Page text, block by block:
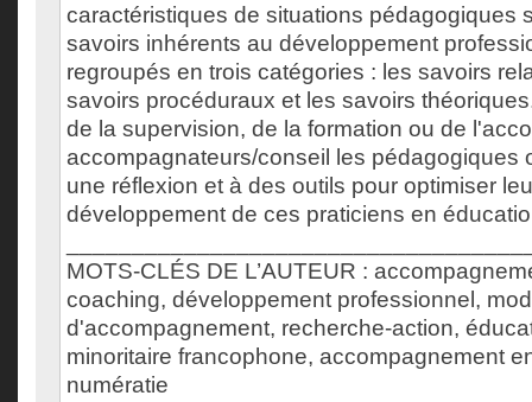
caractéristiques de situations pédagogiques
savoirs inhérents au développement
regroupés en trois catégories : les savoirs
savoirs procéduraux et les savoirs
de la supervision, de la formation ou de
accompagnateurs/conseil les pédagogiques
une réflexion et à des outils pour optimiser
développement de ces praticiens en
MOTS-CLÉS DE L’AUTEUR :
coaching, développement professionnel,
d'accompagnement, recherche-action,
minoritaire francophone, accompagnement
numératie